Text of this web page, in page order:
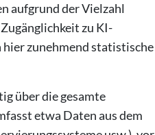
aufgrund der Vielzahl
zu KI-
zunehmend statistische
über die gesamte
etwa Daten aus dem